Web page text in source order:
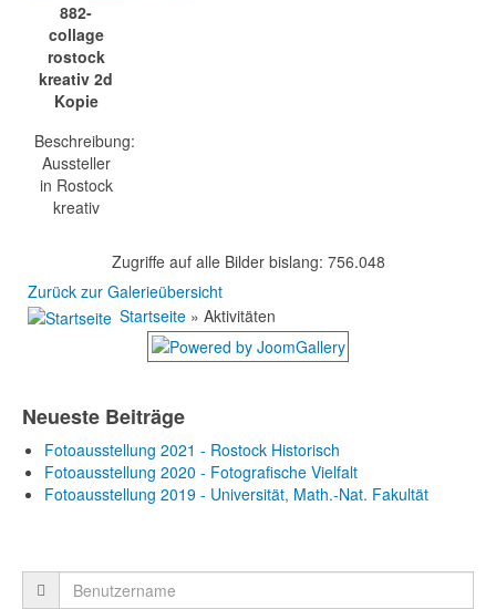
882-
collage
rostock
kreativ 2d
Kopie
Beschreibung:
Aussteller
in Rostock
kreativ
Zugriffe auf alle Bilder bislang: 756.048
Zurück zur Galerieübersicht
Startseite » Aktivitäten
Neueste Beiträge
Fotoausstellung 2021 - Rostock Historisch
Fotoausstellung 2020 - Fotografische Vielfalt
Fotoausstellung 2019 - Universität, Math.-Nat. Fakultät